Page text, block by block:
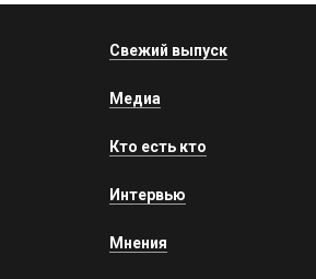
Свежий выпуск
Медиа
Кто есть кто
Интервью
Мнения